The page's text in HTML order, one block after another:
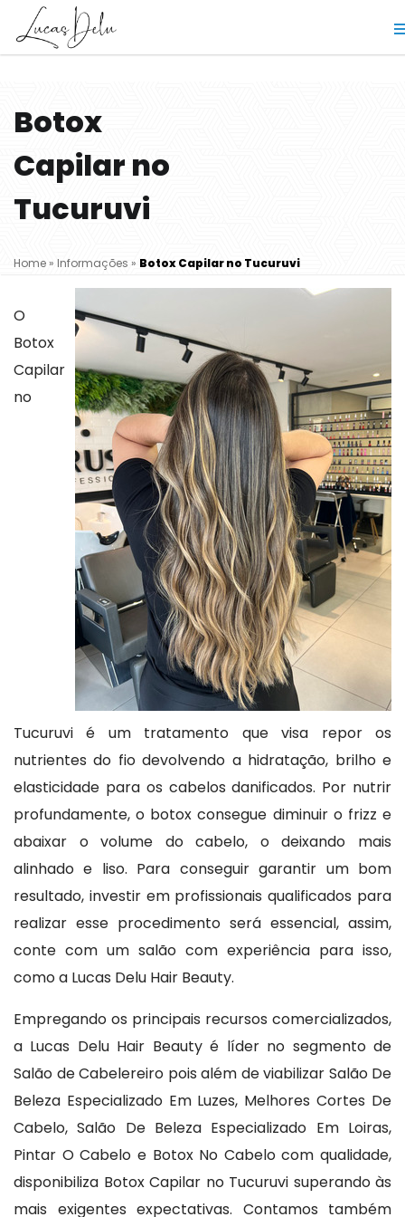
Botox
Capilar no
Tucuruvi
Home» Informações » Botox Capilar no Tucuruvi
O
Botox
Capilar
no
Tucuruvi é um tratamento que visa repor os
nutrientes do fio devolvendo a hidratação, brilho e
elasticidade para os cabelos danificados. Por nutrir
profundamente, o botox consegue diminuir o frizz e
abaixar o volume do cabelo, o deixando mais
alinhado e liso. Para conseguir garantir um bom
resultado, investir em profissionais qualificados para
realizar esse procedimento será essencial, assim,
conte com um salão com experiência para isso,
como a Lucas Delu Hair Beauty.
Empregando os principais recursos comercializados,
a Lucas Delu Hair Beauty é líder no segmento de
Salão de Cabelereiro pois além de viabilizar Salão De
Beleza Especializado Em Luzes, Melhores Cortes De
Cabelo, Salão De Beleza Especializado Em Loiras,
Pintar O Cabelo e Botox No Cabelo com qualidade,
disponibiliza Botox Capilar no Tucuruvi superando às
mais exigentes expectativas. Contamos também